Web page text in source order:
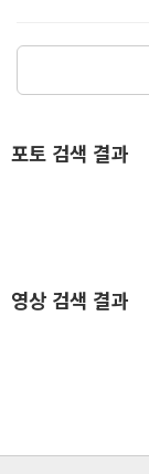
포토 검색 결과
영상 검색 결과